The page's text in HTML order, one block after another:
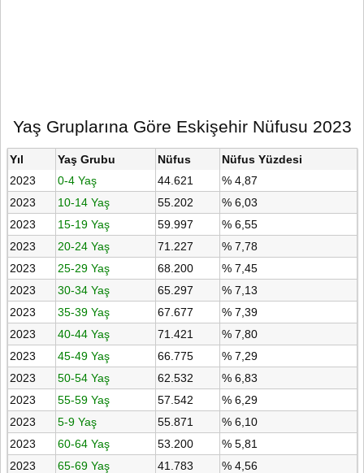
Yaş Gruplarına Göre Eskişehir Nüfusu 2023
Yıl Yaş Grubu Nüfus
Nüfus Yüzdesi
2023
0-4 Yaş 44.621
% 4,87
2023
10-14 Yaş 55.202
% 6,03
2023
15-19 Yaş 59.997
% 6,55
2023
20-24 Yaş 71.227
% 7,78
2023
25-29 Yaş 68.200
% 7,45
2023
30-34 Yaş 65.297
% 7,13
2023
35-39 Yaş 67.677
% 7,39
2023
40-44 Yaş 71.421
% 7,80
2023
45-49 Yaş 66.775
% 7,29
2023
50-54 Yaş 62.532
% 6,83
2023
55-59 Yaş 57.542
% 6,29
2023
5-9 Yaş 55.871
% 6,10
2023
60-64 Yaş 53.200
% 5,81
2023
65-69 Yaş 41.783
% 4,56